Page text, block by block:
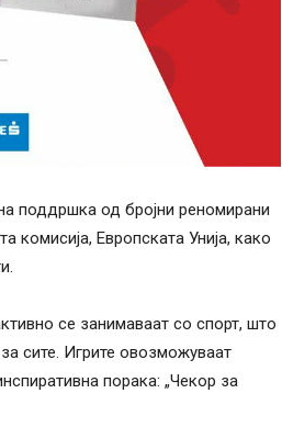
поддршка од бројни реномирани
Европската Унија, како
се занимаваат со спорт, што
сите. Игрите овозможуваат
порака: „Чекор за